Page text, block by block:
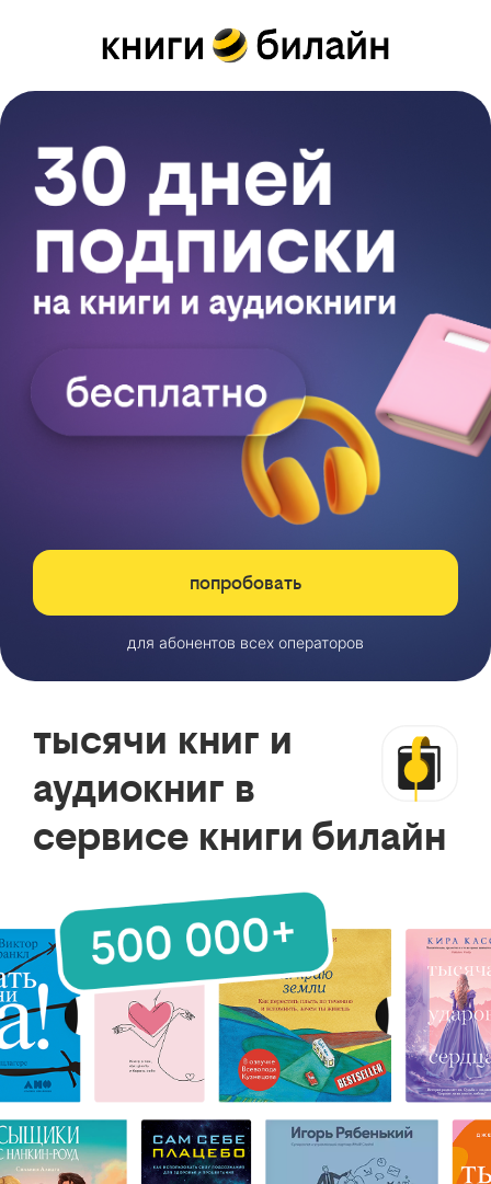
попробовать
для абонентов всех операторов
тысячи книг и
аудиокниг в
сервисе книги билайн